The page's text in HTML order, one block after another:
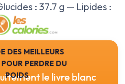
: 37.7 g — Lipides :
des meilleurs
pour perdre du
poids
le livre blanc